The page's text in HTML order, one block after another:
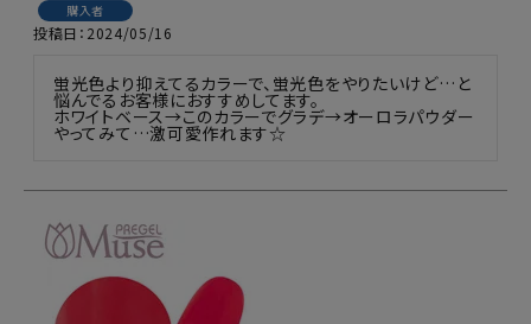
購入者
投稿日 2024/05/16
蛍光色より抑えてるカラーで、蛍光色をやりたいけど…と
悩んでるお客様におすすめしてます。
ホワイトベース→このカラーでグラデ→オーロラパウダー
やってみて…激可愛作れます☆